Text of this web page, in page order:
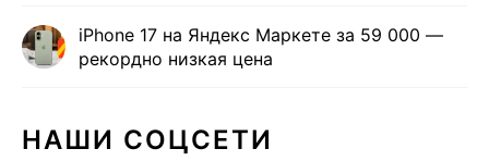
iPhone 17 на Яндекс Маркете за 59 000 —
рекордно низкая цена
НАШИ СОЦСЕТИ